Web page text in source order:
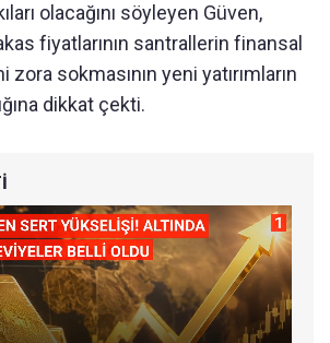
olacağını söyleyen Güven,
fiyatlarının santrallerin finansal
sokmasının yeni yatırımların
dikkat çekti.